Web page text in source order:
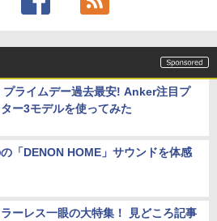
ライムデー過去最安! Anker注目プ
ー3モデルを使ってみた
「DENON HOME」サウンドを体感
ーレス一眼の大特集！ 見どころ記事